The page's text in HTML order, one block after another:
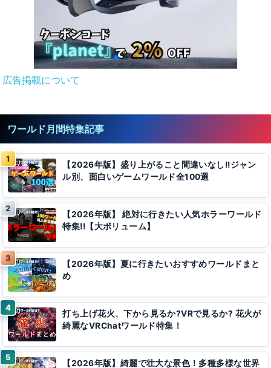
広告掲載について
ワールド月間特集記事
【2026年版】盛り上がること間違いなし!!ジャン
ル別、面白いゲームワールド全100選
【2026年版】 絶対に行きたい人気ホラーワールド
特集!!【大ボリューム】
【2026年版】夏に行きたいおすすめワールドまと
め
打ち上げ花火、下から見るか?VRで見るか? 花火が
綺麗なVRChatワールド特集！
【2026年版】綺麗で壮大な景色！多種多様な世界